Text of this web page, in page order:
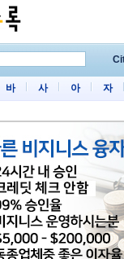
바 사 아 자